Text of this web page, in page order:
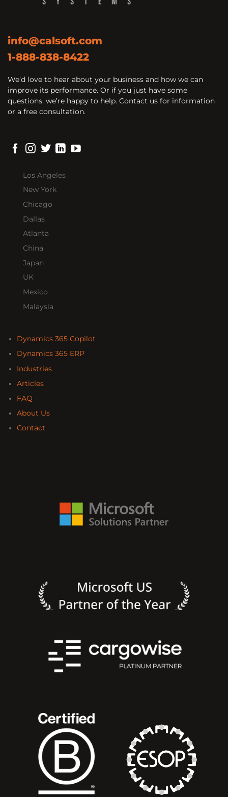
info@calsoft.com
1-888-838-8422
We’d love to hear about your business and how we can
improve its performance. Or if you just have some
questions, we’re happy to help. Contact us for information
or a free consultation.
Los Angeles
New York
Chicago
Dallas
Atlanta
China
Japan
UK
Mexico
Malaysia
Dynamics 365 Copilot
Dynamics 365 ERP
Industries
Articles
FAQ
About Us
Contact